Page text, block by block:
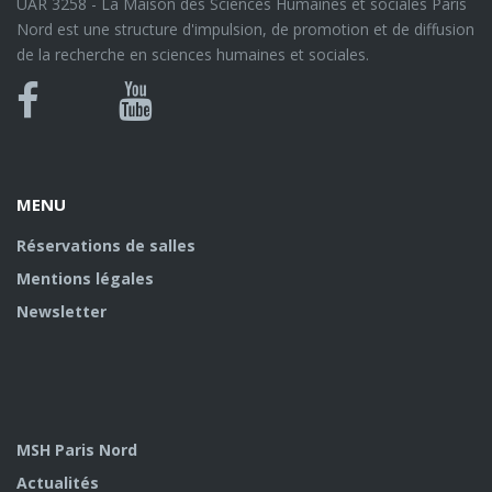
UAR 3258 - La Maison des Sciences Humaines et sociales Paris
Nord est une structure d'impulsion, de promotion et de diffusion
de la recherche en sciences humaines et sociales.
Bluesky
Canal
MENU
Réservations de salles
Mentions légales
Newsletter
MSH Paris Nord
Actualités